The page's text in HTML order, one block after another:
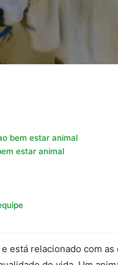
bem estar animal
estar animal
está relacionado com